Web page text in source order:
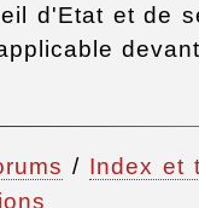
d'Etat et de
/ Index et